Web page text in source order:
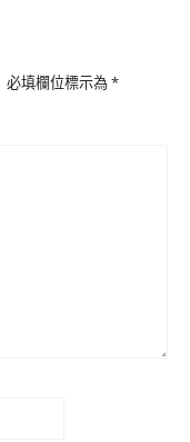
必填欄位標示為*